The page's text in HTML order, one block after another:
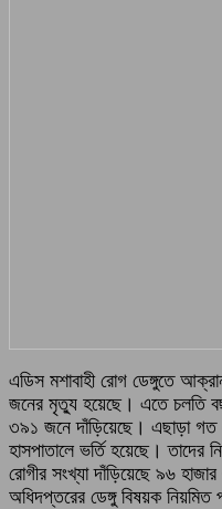
এডিস মশাবাহী রোগ ডেঙ্গুতে
জনের মৃত্যু হয়েছে। এতে চলতি
৩৯১ জনে দাঁড়িয়েছে। এছাড়া
হাসপাতালে ভর্তি হয়েছে।
রোগীর সংখ্যা দাঁড়িয়েছে ৯৬
অধিদপ্তরের ডেঙ্গু বিষয়ক